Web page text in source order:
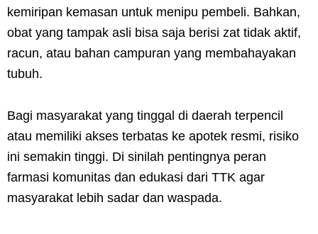
kemiripan kemasan untuk menipu pembeli. Bahkan,
obat yang tampak asli bisa saja berisi zat tidak aktif,
racun, atau bahan campuran yang membahayakan
tubuh.
Bagi masyarakat yang tinggal di daerah terpencil
atau memiliki akses terbatas ke apotek resmi, risiko
ini semakin tinggi. Di sinilah pentingnya peran
farmasi komunitas dan edukasi dari TTK agar
masyarakat lebih sadar dan waspada.